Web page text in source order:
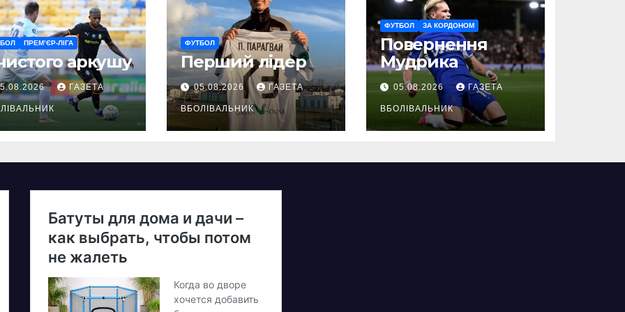
ПРЕМ’ЄР-ЛІГА
аркушу
ГАЗЕТА
ФУТБОЛ
Перший лідер
05.08.2026 ГАЗЕТА
ВБОЛІВАЛЬНИК
ФУТБОЛ ЗА КОРДОНОМ
Повернення
Мудрика
05.08.2026 ГАЗЕТА
ВБОЛІВАЛЬНИК